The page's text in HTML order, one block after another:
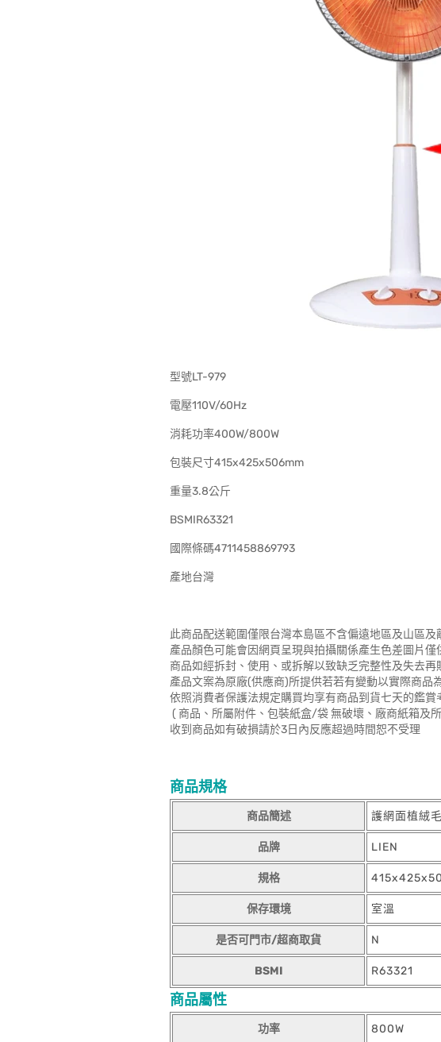
型號LT-979
電壓110V/60Hz
消耗功率400W/800W
包裝尺寸415x425x506mm
重量3.8公斤
BSMIR63321
國際條碼4711458869793
產地台灣
此商品配送範圍僅限台灣本島區不含偏遠地區及山區
產品顏色可能會因網頁呈現與拍攝關係產生色差圖片僅
商品如經拆封、使用、或拆解以致缺乏完整性及失去
產品文案為原廠(供應商)所提供若若有變動以實際商品
依照消費者保護法規定購買均享有商品到貨七天的鑑
( 商品、所屬附件、包裝紙盒/袋 無破壞、廠商紙箱及
收到商品如有破損請於3日內反應超過時間恕不受理
商品規格
商品簡述 護網面植絨
品牌 LIEN
規格
保存環境 室溫
是否可門市/超商取貨 N
BSMI R63321
商品屬性
功率 800W